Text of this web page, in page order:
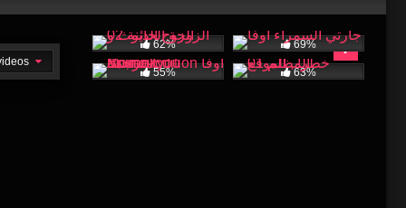
62% 69%
55% 63%